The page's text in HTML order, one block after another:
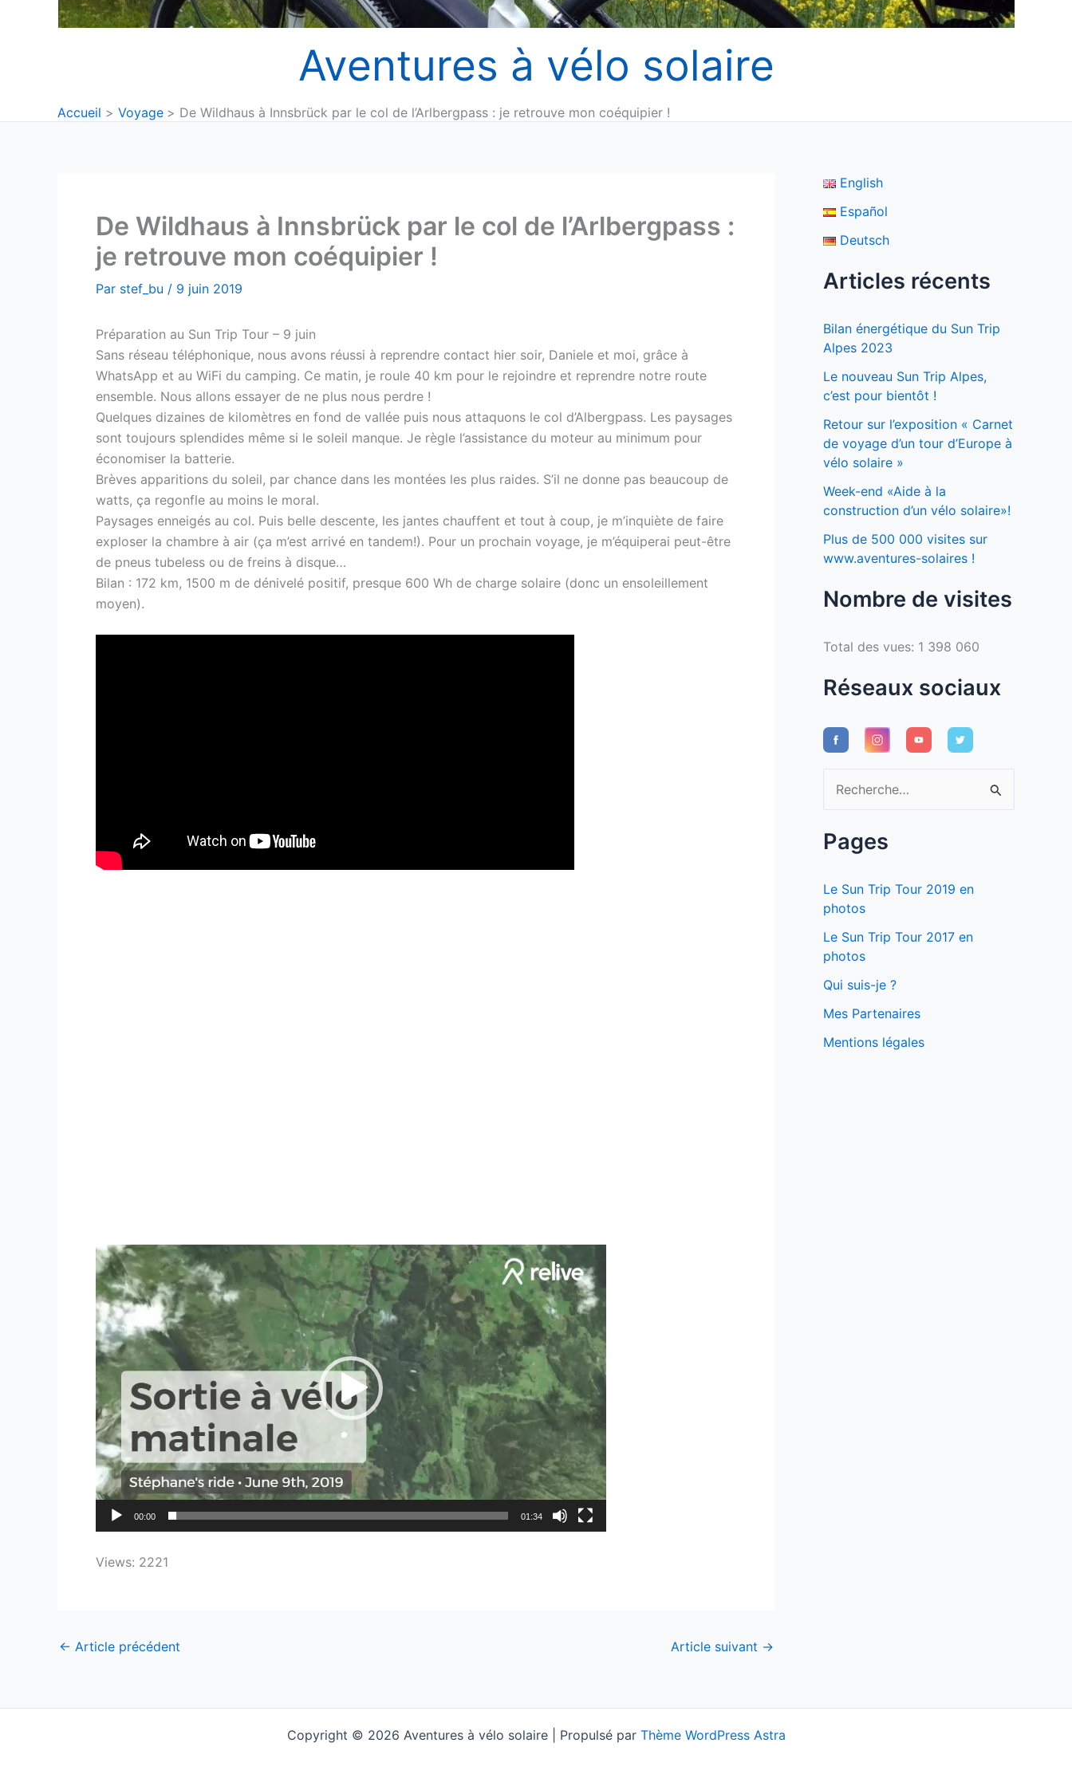
Aventures à vélo solaire
Accueil Voyage De Wildhaus à Innsbrück par le col de l’Arlbergpass : je retrouve mon coéquipier !
De Wildhaus à Innsbrück par le col de l’Arlbergpass :
je retrouve mon coéquipier !
Par stef_bu / 9 juin 2019
Préparation au Sun Trip Tour – 9 juin
Sans réseau téléphonique, nous avons réussi à reprendre contact hier soir, Daniele et moi, grâce à
WhatsApp et au WiFi du camping. Ce matin, je roule 40 km pour le rejoindre et reprendre notre route
ensemble. Nous allons essayer de ne plus nous perdre !
Quelques dizaines de kilomètres en fond de vallée puis nous attaquons le col d’Albergpass. Les paysages
sont toujours splendides même si le soleil manque. Je règle l’assistance du moteur au minimum pour
économiser la batterie.
Brèves apparitions du soleil, par chance dans les montées les plus raides. S’il ne donne pas beaucoup de
watts, ça regonfle au moins le moral.
Paysages enneigés au col. Puis belle descente, les jantes chauffent et tout à coup, je m’inquiète de faire
exploser la chambre à air (ça m’est arrivé en tandem!). Pour un prochain voyage, je m’équiperai peut-être
de pneus tubeless ou de freins à disque…
Bilan : 172 km, 1500 m de dénivelé positif, presque 600 Wh de charge solaire (donc un ensoleillement
moyen).
Lecteur
vidéo
00:00 01:34
Views: 2221
← Article précédent Article suivant →
English
Español
Deutsch
Articles récents
Bilan énergétique du Sun Trip
Alpes 2023
Le nouveau Sun Trip Alpes,
c’est pour bientôt !
Retour sur l’exposition « Carnet
de voyage d’un tour d’Europe à
vélo solaire »
Week-end «Aide à la
construction d’un vélo solaire»!
Plus de 500 000 visites sur
www.aventures-solaires !
Nombre de visites
Total des vues: 1 398 060
Réseaux sociaux
e
c
e
r
c
h
e
r
Pages
Le Sun Trip Tour 2019 en
photos
Le Sun Trip Tour 2017 en
photos
Qui suis-je ?
Mes Partenaires
Mentions légales
Copyright © 2026 Aventures à vélo solaire | Propulsé par Thème WordPress Astra